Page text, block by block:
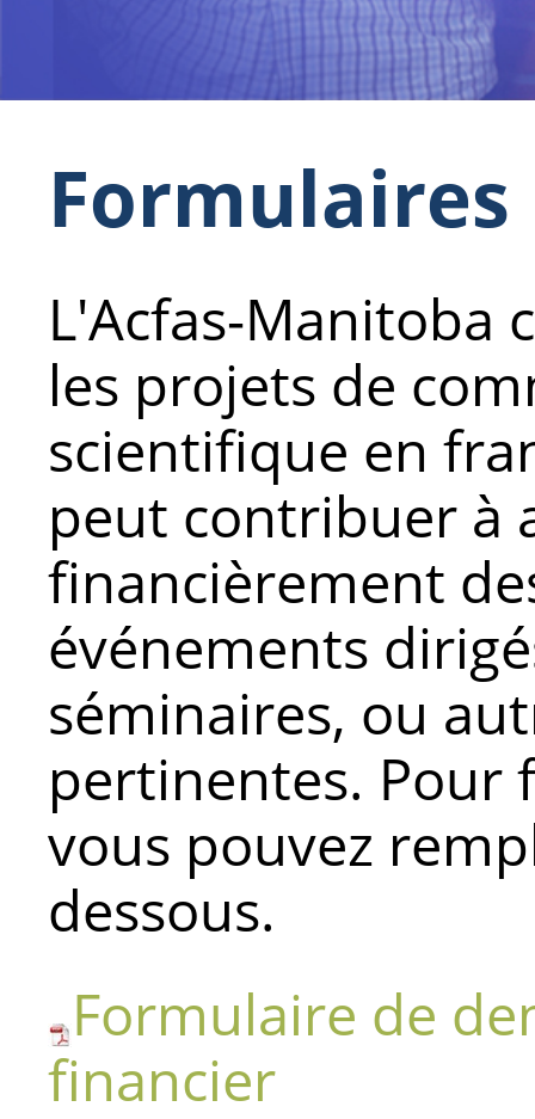
Formulaires
L'Acfas-Manitoba
les projets de
scientifique en
peut contribuer à
financièrement
événements
séminaires, ou
pertinentes. Pour
vous pouvez
dessous.
Formulaire de
financier